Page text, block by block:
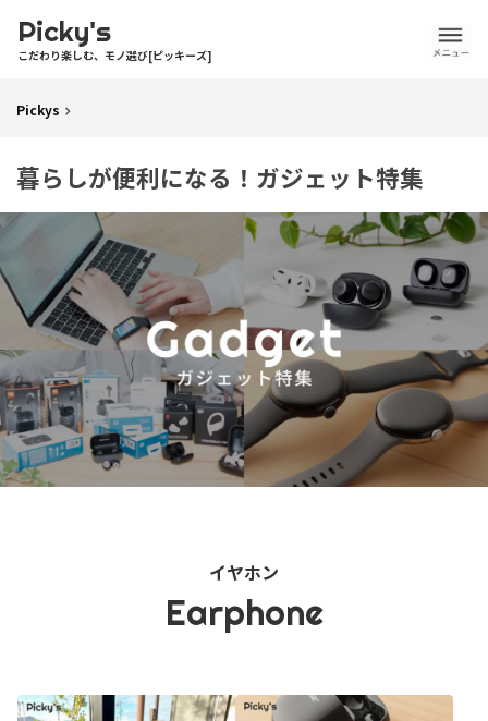
Picky's
こだわり楽しむ、モノ選び[ピッキーズ]
Pickys
暮らしが便利になる！ガジェット特集
イヤホン
Earphone